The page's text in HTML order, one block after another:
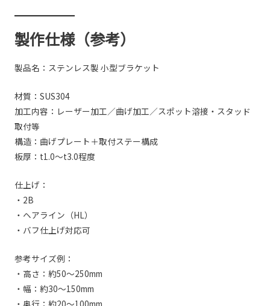
製作仕様（参考）
製品名：ステンレス製 小型ブラケット
材質：SUS304
加工内容：レーザー加工／曲げ加工／スポット溶接・スタッド
取付等
構造：曲げプレート＋取付ステー構成
板厚：t1.0〜t3.0程度
仕上げ：
・2B
・ヘアライン（HL）
・バフ仕上げ対応可
参考サイズ例：
・高さ：約50〜250mm
・幅：約30〜150mm
・奥行：約20〜100mm